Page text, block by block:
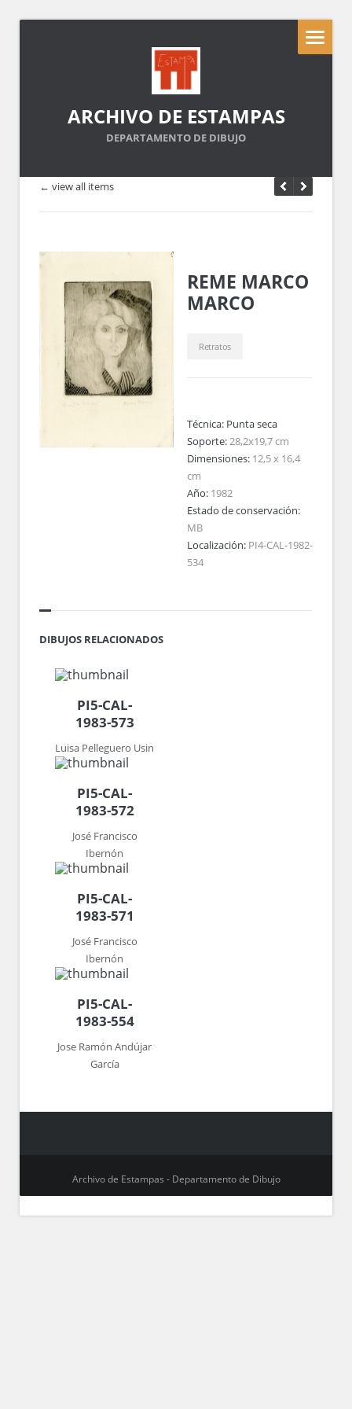
ARCHIVO DE ESTAMPAS
DEPARTAMENTO DE DIBUJO
← view all items
REME MARCO
MARCO
Retratos
Técnica: Punta seca
Soporte:28,2x19,7 cm
Dimensiones: 12,5 x 16,4
cm
Año: 1982
Estado de conservación:
MB
Localización: PI4-CAL-1982-
534
DIBUJOS RELACIONADOS
PI5-CAL-
1983-573
Luisa Pelleguero Usin
PI5-CAL-
1983-572
José Francisco
Ibernón
PI5-CAL-
1983-571
José Francisco
Ibernón
PI5-CAL-
1983-554
Jose Ramón Andújar
García
Archivo de Estampas - Departamento de Dibujo